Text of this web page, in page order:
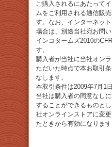
ご購入されるにあたって
ムをご利用される通信販
す。なお、インターネッ
場合は、別途当社宛お問い
インコタームズ2010の
す。
購入者が当社に当社オン
ただいた時点で本お取引
なします。
本取引条件は2009年7月1
当社は購入者の同意なし
することができるものと
社オンラインストアに変
たときから有効になります